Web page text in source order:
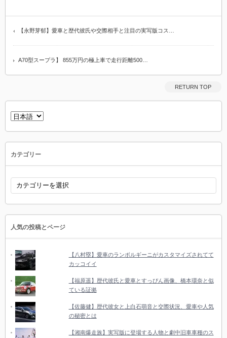
【永野芽郁】愛車と歴代彼氏や交際相手と注目の実写版コス…
A70型スープラ】 855万円の極上車で走行距離500…
RETURN TOP
言
語
を
カテゴリー
リ
人気の投稿とページ
【八村塁】愛車のランボルギーニがカスタマイズされてて
カッコイイ
【福原遥】歴代彼氏と愛車とすっぴん画像、橋本環奈と似
ている証拠
【佐藤健】歴代彼女と上白石萌音と交際状況、愛車や人気
の秘密とは
【湘南爆走族】実写版に登場する人物と劇中旧車車種のス